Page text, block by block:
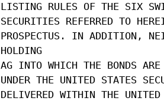
LISTING RULES OF THE SIX
SECURITIES REFERRED TO
PROSPECTUS. IN ADDITION,
HOLDING
AG INTO WHICH THE BONDS
UNDER THE UNITED STATES
DELIVERED WITHIN THE